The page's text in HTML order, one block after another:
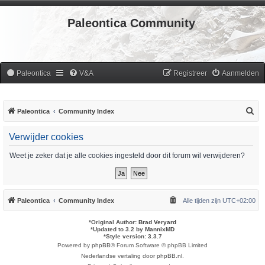
Paleontica Community
Paleontica V&A Aanmelden
Registreer
Paleontica Community Index
Verwijder cookies
Weet je zeker dat je alle cookies ingesteld door dit forum wil verwijderen?
Paleontica Community Index Alle tijden zijn UTC+02:00
*Original Author: Brad Veryard
*Updated to 3.2 by MannixMD
*Style version: 3.3.7
Powered by phpBB® Forum Software © phpBB Limited
Nederlandse vertaling doorphpBB.nl